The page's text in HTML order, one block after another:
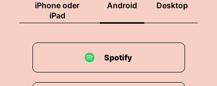
iPhone oder
iPad
Android Desktop
Spotify